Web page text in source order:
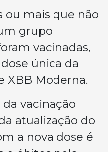
ou mais que não
grupo
vacinadas,
única da
XBB Moderna.
vacinação
atualização do
a nova dose é